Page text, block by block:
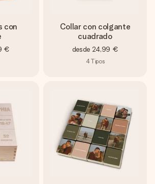
con
€
Collar con colgante
cuadrado
desde 24,99 €
4Tipos